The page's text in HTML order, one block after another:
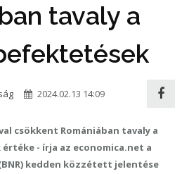
tavaly a
2024.02.13 14:09
csökkent Romániában tavaly a
- írja az economica.net a
kedden közzétett jelentése